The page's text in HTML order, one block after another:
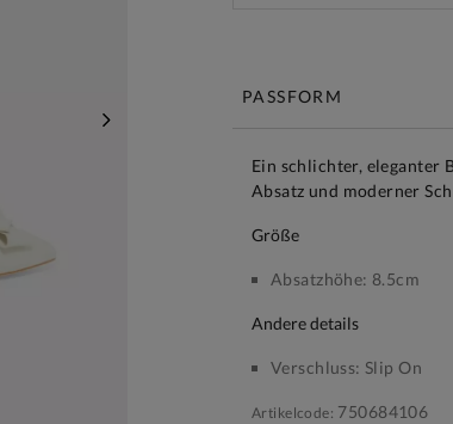
PASSFORM
Ein schlichter, eleganter
Absatz und moderner
größe
Absatzhöhe: 8.5cm
andere details
Verschluss: Slip On
Artikelcode: 750684106